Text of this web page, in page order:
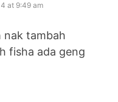
at 9:49 am
nak tambah
fisha ada geng